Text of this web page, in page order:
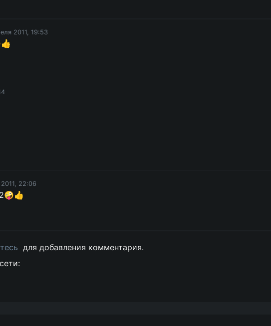
2011, 19:53
22:06
для добавления комментария.